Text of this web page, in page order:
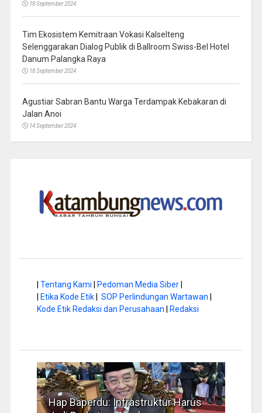
18 September 2024
Tim Ekosistem Kemitraan Vokasi Kalselteng
Selenggarakan Dialog Publik di Ballroom Swiss-Bel Hotel
Danum Palangka Raya
18 September 2024
Agustiar Sabran Bantu Warga Terdampak Kebakaran di
Jalan Anoi
14 September 2024
Tentang Kami Pedoman Media Siber|
Etika Kode Etik| SOP Perlindungan Wartawan
Kode Etik Redaksi dan Perusahaan
Redaksi
Hap Baperdu: Infrastruktur Harus